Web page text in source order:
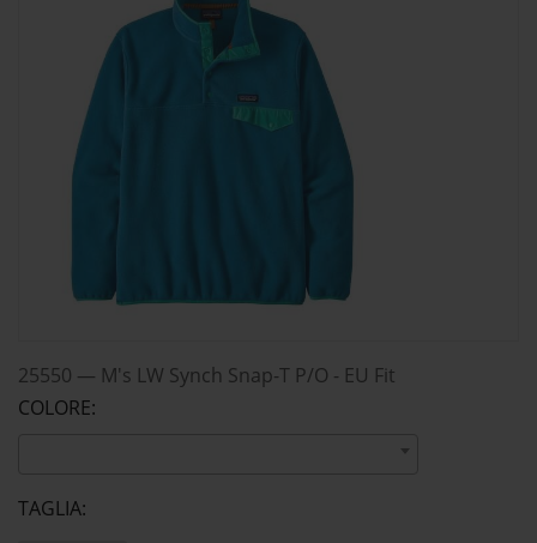
25550 — M's LW Synch Snap-T P/O - EU Fit
COLORE:
TAGLIA: